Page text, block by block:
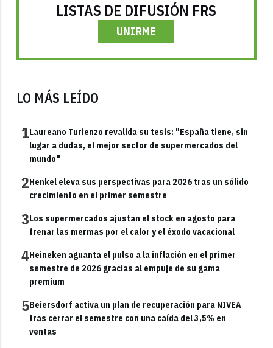
LISTAS DE DIFUSIÓN FRS
UNIRME
LO MÁS LEÍDO
1Laureano Turienzo revalida su tesis: "España tiene, sin
lugar a dudas, el mejor sector de supermercados del
mundo"
2Henkel eleva sus perspectivas para 2026 tras un sólido
crecimiento en el primer semestre
3Los supermercados ajustan el stock en agosto para
frenar las mermas por el calor y el éxodo vacacional
4Heineken aguanta el pulso a la inflación en el primer
semestre de 2026 gracias al empuje de su gama
premium
5Beiersdorf activa un plan de recuperación para NIVEA
tras cerrar el semestre con una caída del 3,5% en
ventas